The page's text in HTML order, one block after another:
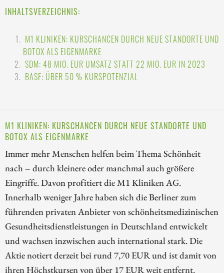
INHALTSVERZEICHNIS:
M1 KLINIKEN: KURSCHANCEN DURCH NEUE STANDORTE UND
BOTOX ALS EIGENMARKE
SDM: 48 MIO. EUR UMSATZ STATT 22 MIO. EUR IN 2023
BASF: ÜBER 50 % KURSPOTENZIAL
M1 KLINIKEN: KURSCHANCEN DURCH NEUE STANDORTE UND
BOTOX ALS EIGENMARKE
Immer mehr Menschen helfen beim Thema Schönheit
nach – durch kleinere oder manchmal auch größere
Eingriffe. Davon profitiert die M1 Kliniken AG.
Innerhalb weniger Jahre haben sich die Berliner zum
führenden privaten Anbieter von schönheitsmedizinischen
Gesundheitsdienstleistungen in Deutschland entwickelt
und wachsen inzwischen auch international stark. Die
Aktie notiert derzeit bei rund 7,70 EUR und ist damit von
ihren Höchstkursen von über 17 EUR weit entfernt.